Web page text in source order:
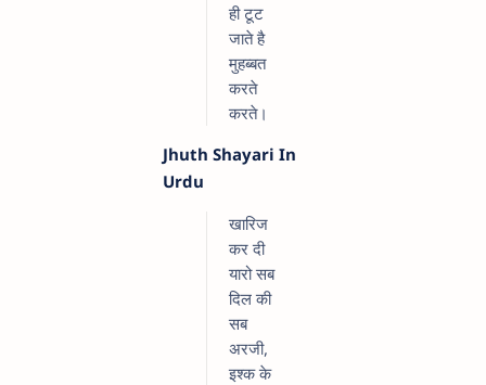
ही टूट
जाते है
मुहब्बत
करते
करते।
Jhuth Shayari In
Urdu
खारिज
कर दी
यारो सब
दिल की
सब
अरजी,
इश्क के